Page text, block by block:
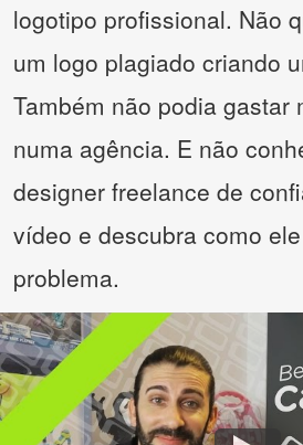
logotipo profissional. Não
um logo plagiado criando
Também não podia gastar
numa agência. E não
designer freelance de
vídeo e descubra como
problema.